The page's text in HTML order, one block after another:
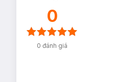
0
0 đánh giá